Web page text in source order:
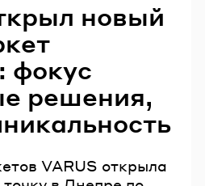
новый
фокус
решения,
VARUS открыла